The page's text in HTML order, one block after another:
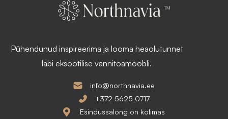
Pühendunud inspireerima ja looma heaolutunnet
läbi eksootilise vannitoamööbli.
info@northnavia.ee
+372 5625 0717
Esindussalong on kolimas